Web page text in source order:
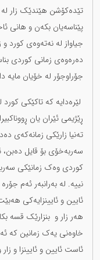
تێدەکۆشن هێندێک زار لە
پێناسەیان بکەن و هانی
جیاواز لە نەتەوەی کورد
دەرەوەی زمانی کوردی
جۆراوجۆر لە خۆیان مایە
لێرەدایە کە تاکێکی
ڕێژیمی ئێران یان
تەنیا زارێکی زمانەکەی
سەربەخۆی بۆ قایل دەبن،
کوردی وەک زمانێکی
نییە. لە بەرانبەر ئەم
ئایین و ئایینزایەکی
هەر زار و بنزارێک قسە
خاوەنی یەک زمانین کە
ئاست ئایین و ئایینزا و